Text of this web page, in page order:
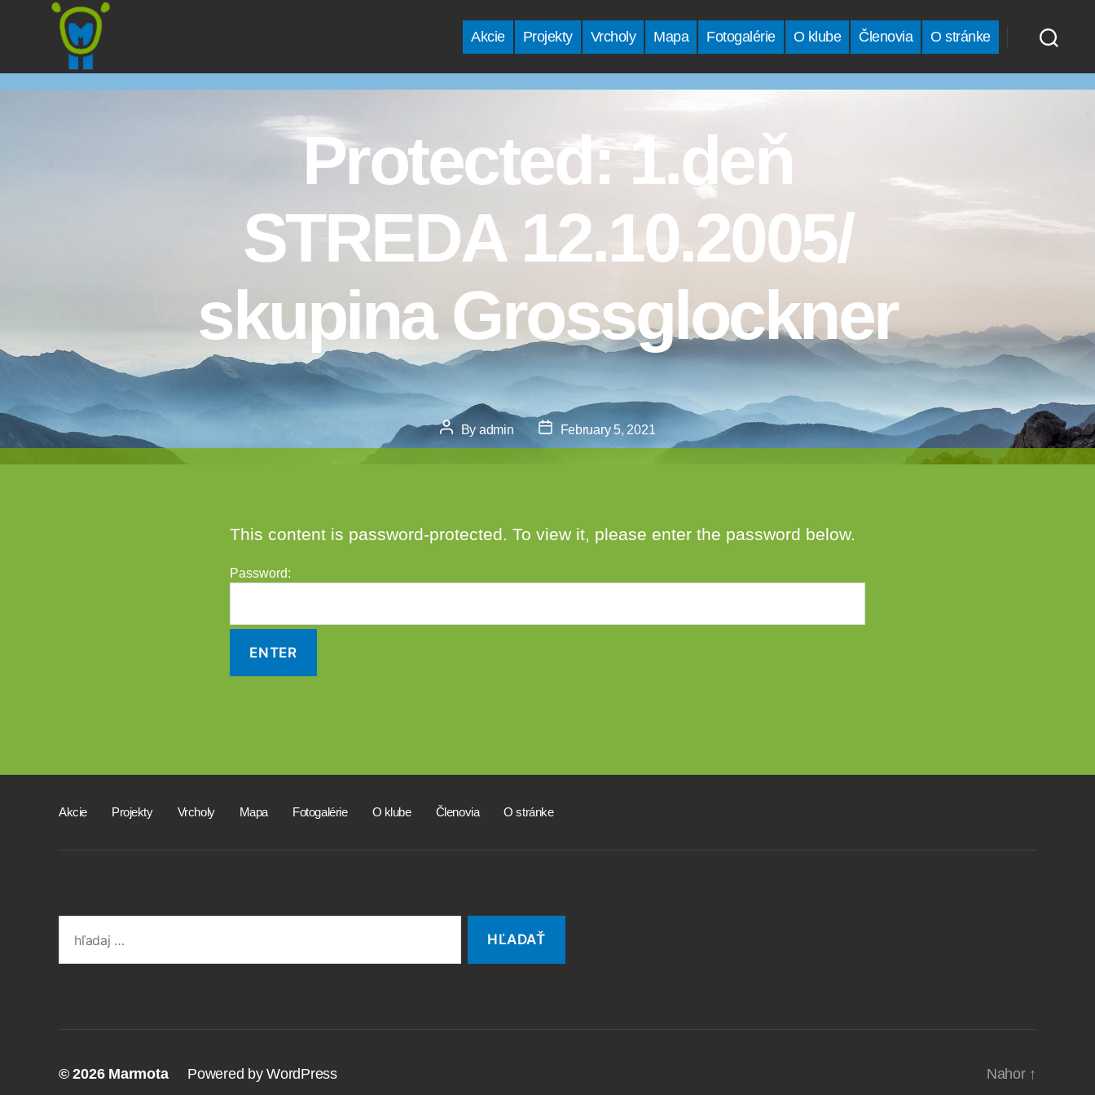
Akcie Projekty Vrcholy Mapa Fotogalérie O klube Členovia O stránke
Protected: 1.deň
STREDA 12.10.2005/
skupina Grossglockner
Post
author
By admin
Post
date
February 5, 2021
This content is password-protected. To view it, please enter the password below.
Password:
Akcie Projekty Vrcholy Mapa Fotogalérie O klube Členovia O stránke
for:
© 2026 Marmota Powered by WordPress Nahor ↑